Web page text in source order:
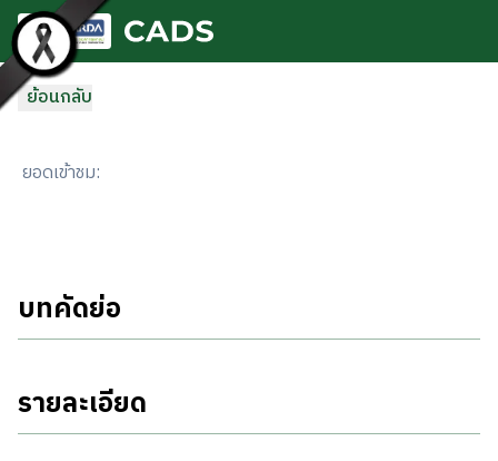
ข้ามไปยังเนื้อหาหลัก
ย้อนกลับ
ยอดเข้าชม:
บทคัดย่อ
รายละเอียด